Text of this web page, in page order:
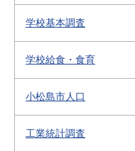
学校基本調査
学校給食・食育
小松島市人口
工業統計調査